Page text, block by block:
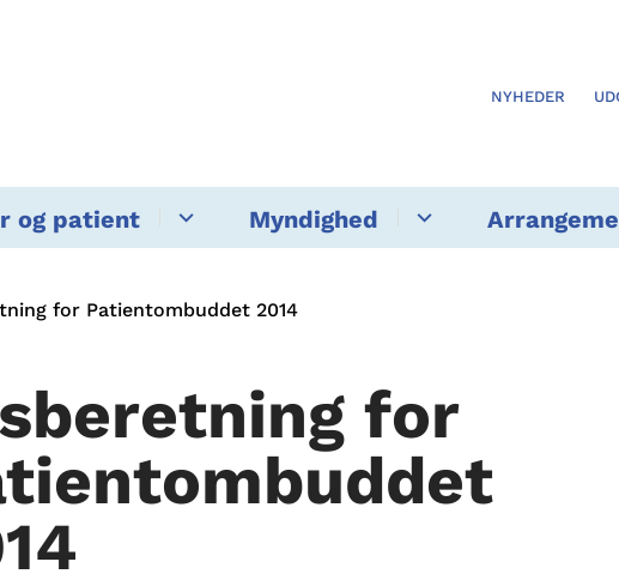
NYHEDER
og patient Myndighed
for Patientombuddet 2014
for